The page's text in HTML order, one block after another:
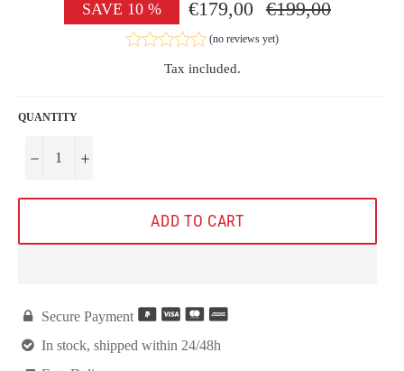
SAVE 10 % €179,00
Regular
price
€199,00
(no reviews yet)
Tax included.
QUANTITY
− +
ADD TO CART
 Secure Payment
 In stock, shipped within 24/48h